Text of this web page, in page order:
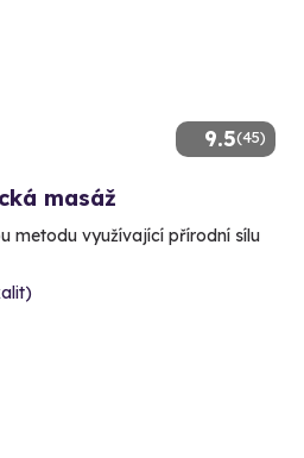
9.5(45)
masáž
metodu využívající přírodní sílu